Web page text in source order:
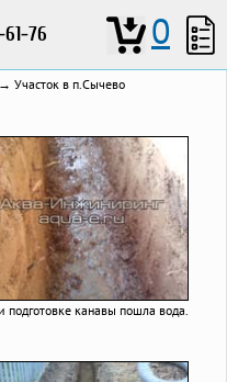
76 0
→ Участок в п.Сычево
подготовке канавы пошла вода.